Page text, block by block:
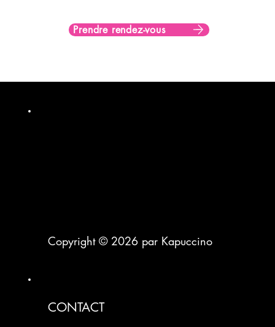
Prendre rendez-vous
Copyright © 2026 par Kapuccino
CONTACT